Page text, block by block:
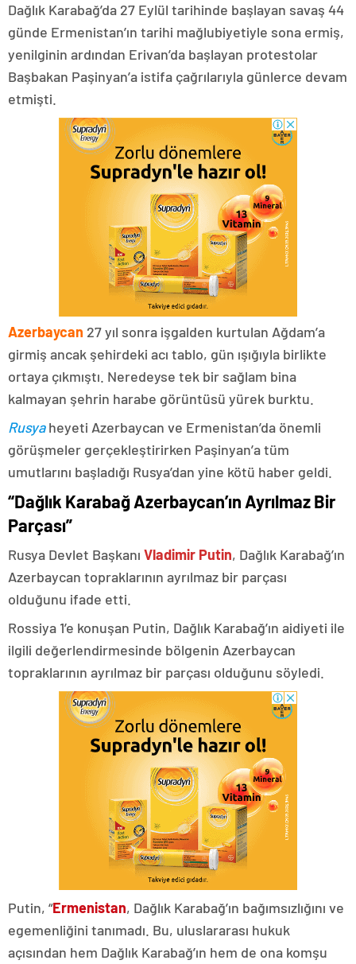
Dağlık Karabağ’da 27 Eylül tarihinde başlayan savaş 44
günde Ermenistan’ın tarihi mağlubiyetiyle sona ermiş,
yenilginin ardından Erivan’da başlayan protestolar
Başbakan Paşinyan’a istifa çağrılarıyla günlerce devam
etmişti.
Azerbaycan 27 yıl sonra işgalden kurtulan Ağdam’a
girmiş ancak şehirdeki acı tablo, gün ışığıyla birlikte
ortaya çıkmıştı. Neredeyse tek bir sağlam bina
kalmayan şehrin harabe görüntüsü yürek burktu.
Rusyaheyeti Azerbaycan ve Ermenistan’da önemli
görüşmeler gerçekleştirirken Paşinyan’a tüm
umutlarını başladığı Rusya’dan yine kötü haber geldi.
“Dağlık Karabağ Azerbaycan’ın Ayrılmaz Bir
Parçası”
Rusya Devlet Başkanı Vladimir Putin, Dağlık Karabağ’ın
Azerbaycan topraklarının ayrılmaz bir parçası
olduğunu ifade etti.
Rossiya 1’e konuşan Putin, Dağlık Karabağ’ın aidiyeti ile
ilgili değerlendirmesinde bölgenin Azerbaycan
topraklarının ayrılmaz bir parçası olduğunu söyledi.
Putin, “Ermenistan, Dağlık Karabağ’ın bağımsızlığını ve
egemenliğini tanımadı. Bu, uluslararası hukuk
açısından hem Dağlık Karabağ’ın hem de ona komşu